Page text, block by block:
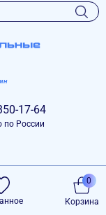
17-64
по России
Корзина
0